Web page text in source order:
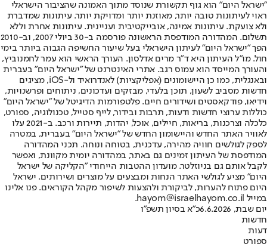
"ישראל היום" הוא גוף תקשורת שנוסד מתוך האמונה שהציבור הישראלי
ראוי לעיתונות טובה יותר, מאוזנת יותר ומדויקת יותר. עיתונות שמדברת
ולא צועקת. עיתונות אמינה, אובייקטיבית ועניינית. עיתונות אחרת וללא
תשלום. המהדורה המודפסת הראשונה פורסמה ב-30 ביולי 2007, וב-2010
הפך "ישראל היום" לעיתון הישראלי בעל שיעור החשיפה הגבוה ביותר בימי
חול. מו"ל העיתון היא ד"ר מרים אדלסון. העורך הראשי הוא עמר לחמנוביץ,
והעורך המייסד הוא עמוס רגב. אתרי האינטרנט של "ישראל היום" בעברית
ובאנגלית, כמו כן היישומונים (אפליקציות) לאנדרואיד ול-iOS, מציגים
חדשות מסביב לשעון, תוכן בלעדי, מבזקים ועדכונים, ניתוחים ופרשנויות,
וידיאו, פודקאסטים ושידורים חיים. פלטפורמות הדיגיטל של "ישראל היום"
כוללות ערוצי חדשות ודעות, תרבות ובידור, לייף סטייל, טכנולוגיה, ספורט,
כלכלה וצרכנות, בריאות, חיילים, אוכל, יהדות, תיירות ורכב. ב-2021 עלו
לאוויר האתר החדש והיישומון החדש של "ישראל היום" בעברית, במטרה
לספק לגולשים חוויה מהירה, עדכנית, בטוחה ונוחה. תכני המהדורה
המודפסת של העיתון זמינים גם באתר, במהדורה יומית מקוונת, ואפשר
לקבל אותם גם בניוזלטר. מועדון ההטבות הייחודי "הקליקה של ישראל
היום" מציע לגולשי האתר הנחות ומבצעים על מוצרים ושירותים. ישראל
היום פתוח להערות, לביקורת ולהצעות לשיפור מקהל הקוראים. פנו אלינו
במייל hayom@israelhayom.co.il.
יום שבת, 6.6.2026
כ"א בסיון תשפ"ו
חדשות
דעות
ספורט